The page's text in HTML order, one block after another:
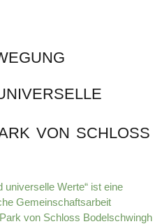
VON SCHLOSS
universelle Werte“ ist eine
Gemeinschaftsarbeit
von Schloss Bodelschwingh